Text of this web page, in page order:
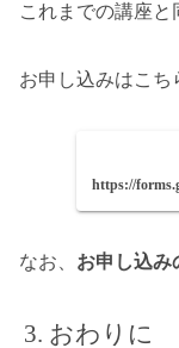
これまでの講座と
お申し込みはこち
https://
なお、 お申し込み
おわりに